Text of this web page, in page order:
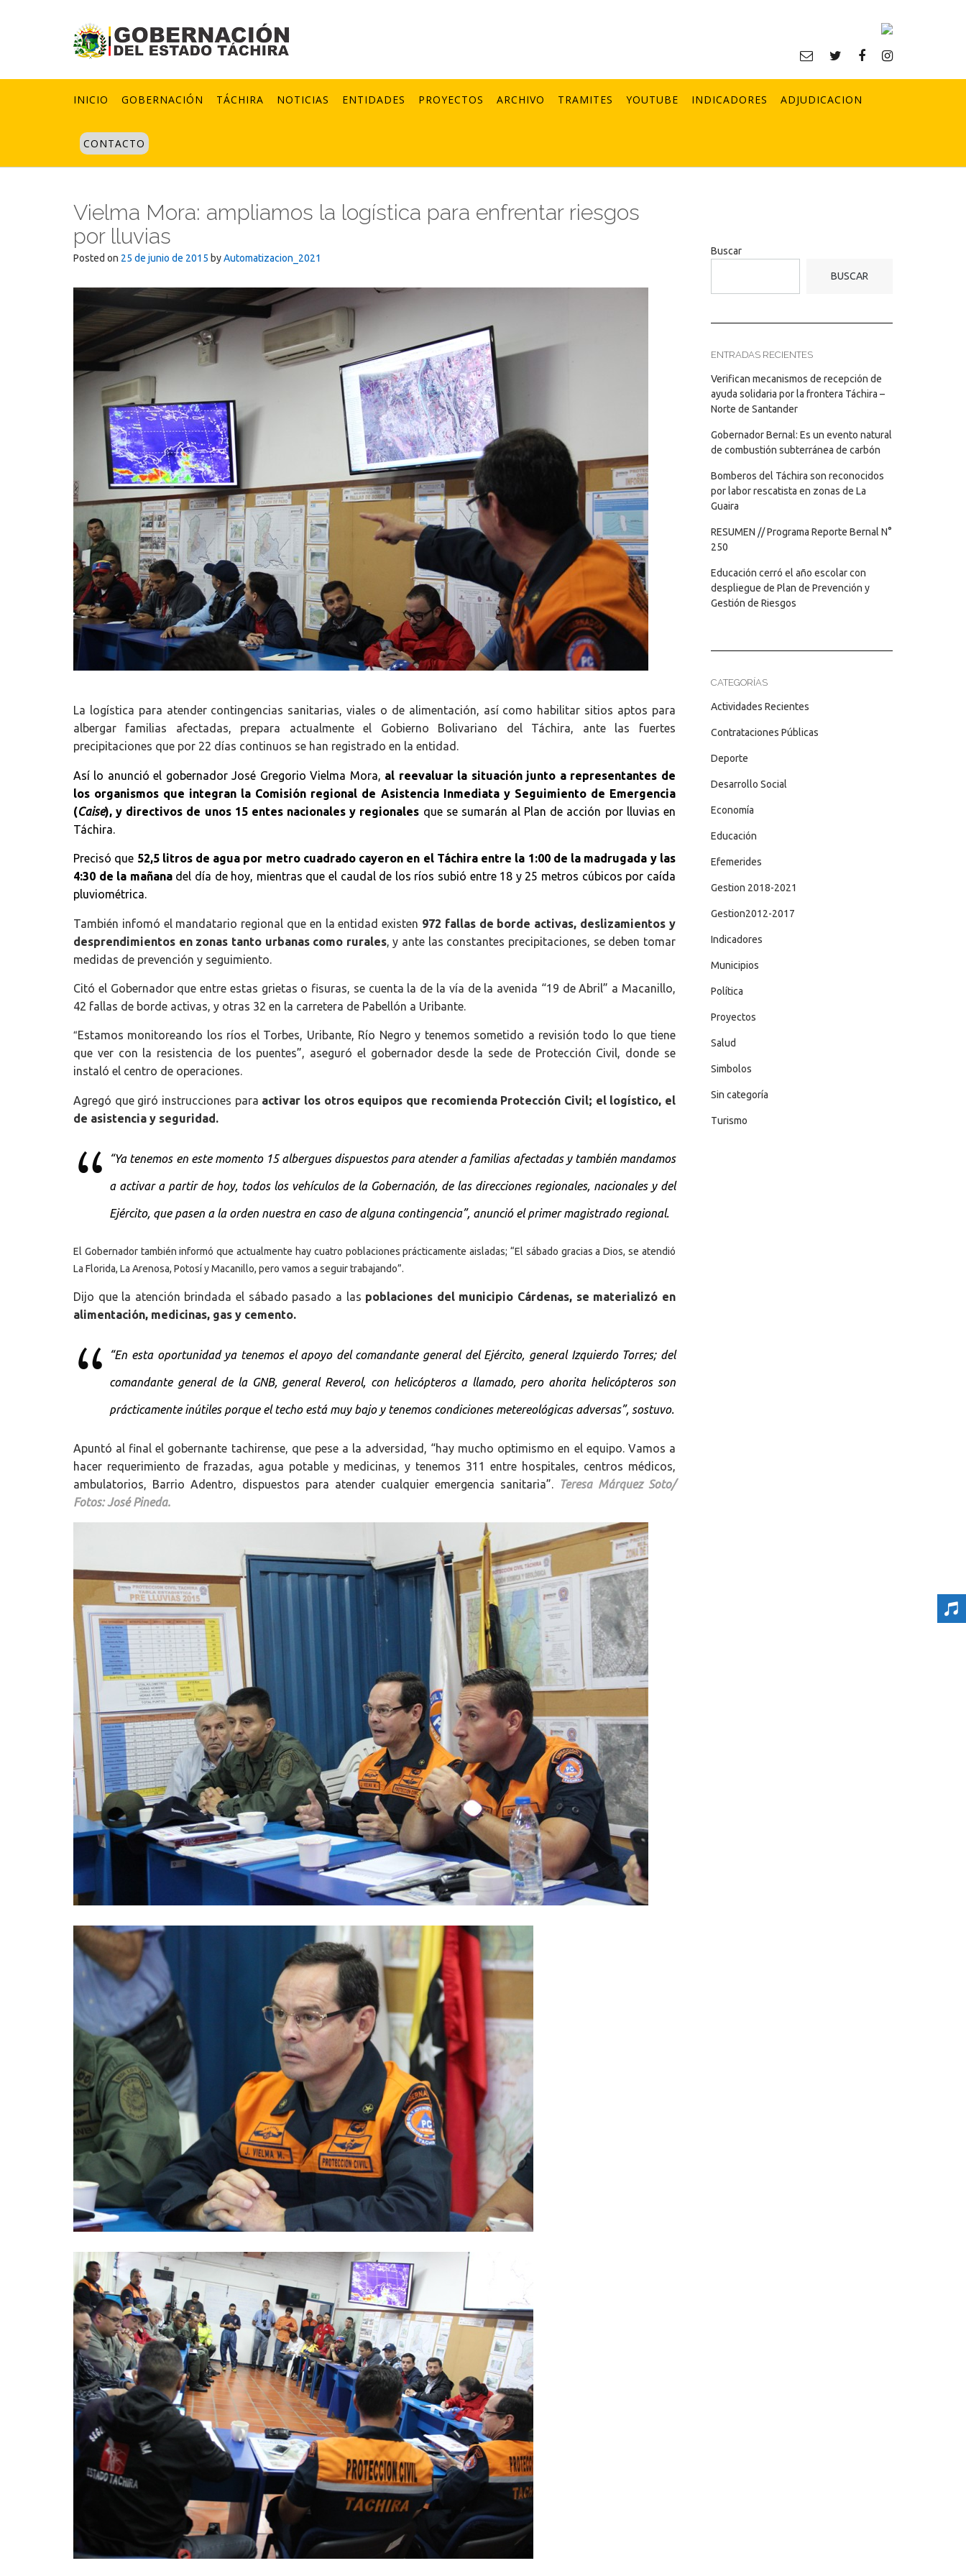
INICIO GOBERNACIÓN TÁCHIRA NOTICIAS ENTIDADES PROYECTOS ARCHIVO TRAMITES YOUTUBE INDICADORES ADJUDICACION
CONTACTO
Vielma Mora: ampliamos la logística para enfrentar riesgos
por lluvias
Posted on 25 de junio de 2015 byAutomatizacion_2021
La logística para atender contingencias sanitarias, viales o de alimentación, así como habilitar sitios aptos para
albergar familias afectadas, prepara actualmente el Gobierno Bolivariano del Táchira, ante las fuertes
precipitaciones que por 22 días continuos se han registrado en la entidad.
Así lo anunció el gobernador José Gregorio Vielma Mora, al reevaluar la situación junto a representantes de
los organismos que integran la Comisión regional de Asistencia Inmediata y Seguimiento de Emergencia
(Caise), y directivos de unos 15 entes nacionales y regionales que se sumarán al Plan de acción por lluvias en
Táchira.
Precisó que 52,5 litros de agua por metro cuadrado cayeron en el Táchira entre la 1:00 de la madrugada y las
4:30 de la mañanadel día de hoy, mientras que el caudal de los ríos subió entre 18 y 25 metros cúbicos por caída
pluviométrica.
También infomó el mandatario regional que en la entidad existen 972 fallas de borde activas, deslizamientos y
desprendimientos en zonas tanto urbanas como rurales, y ante las constantes precipitaciones, se deben tomar
medidas de prevención y seguimiento.
Citó el Gobernador que entre estas grietas o fisuras, se cuenta la de la vía de la avenida “19 de Abril” a Macanillo,
42 fallas de borde activas, y otras 32 en la carretera de Pabellón a Uribante.
“Estamos monitoreando los ríos el Torbes, Uribante, Río Negro y tenemos sometido a revisión todo lo que tiene
que ver con la resistencia de los puentes”, aseguró el gobernador desde la sede de Protección Civil, donde se
instaló el centro de operaciones.
Agregó que giró instrucciones para activar los otros equipos que recomienda Protección Civil; el logístico, el
de asistencia y seguridad.
“Ya tenemos en este momento 15 albergues dispuestos para atender a familias afectadas y también mandamos
a activar a partir de hoy, todos los vehículos de la Gobernación, de las direcciones regionales, nacionales y del
Ejército, que pasen a la orden nuestra en caso de alguna contingencia”, anunció el primer magistrado regional.
El Gobernador también informó que actualmente hay cuatro poblaciones prácticamente aisladas; “El sábado gracias a Dios, se atendió
La Florida, La Arenosa, Potosí y Macanillo, pero vamos a seguir trabajando”.
Dijo que la atención brindada el sábado pasado a las poblaciones del municipio Cárdenas, se materializó en
alimentación, medicinas, gas y cemento.
“En esta oportunidad ya tenemos el apoyo del comandante general del Ejército, general Izquierdo Torres; del
comandante general de la GNB, general Reverol, con helicópteros a llamado, pero ahorita helicópteros son
prácticamente inútiles porque el techo está muy bajo y tenemos condiciones metereológicas adversas”, sostuvo.
Apuntó al final el gobernante tachirense, que pese a la adversidad, “hay mucho optimismo en el equipo. Vamos a
hacer requerimiento de frazadas, agua potable y medicinas, y tenemos 311 entre hospitales, centros médicos,
ambulatorios, Barrio Adentro, dispuestos para atender cualquier emergencia sanitaria”.
Teresa Márquez Soto/
Fotos: José Pineda.
Buscar
BUSCAR
ENTRADAS RECIENTES
Verifican mecanismos de recepción de
ayuda solidaria por la frontera Táchira –
Norte de Santander
Gobernador Bernal: Es un evento natural
de combustión subterránea de carbón
Bomberos del Táchira son reconocidos
por labor rescatista en zonas de La
Guaira
RESUMEN // Programa Reporte Bernal N°
250
Educación cerró el año escolar con
despliegue de Plan de Prevención y
Gestión de Riesgos
CATEGORÍAS
Actividades Recientes
Contrataciones Públicas
Deporte
Desarrollo Social
Economía
Educación
Efemerides
Gestion 2018-2021
Gestion2012-2017
Indicadores
Municipios
Política
Proyectos
Salud
Simbolos
Sin categoría
Turismo